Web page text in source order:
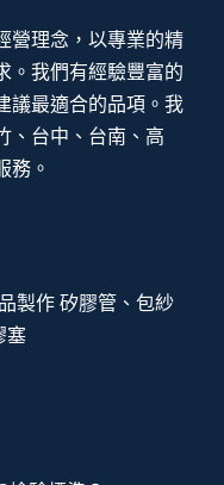
營理念，以專業的精
。我們有經驗豐富的
議最適合的品項。我
、台中、台南、高
務。
製作 矽膠管、包紗
塞